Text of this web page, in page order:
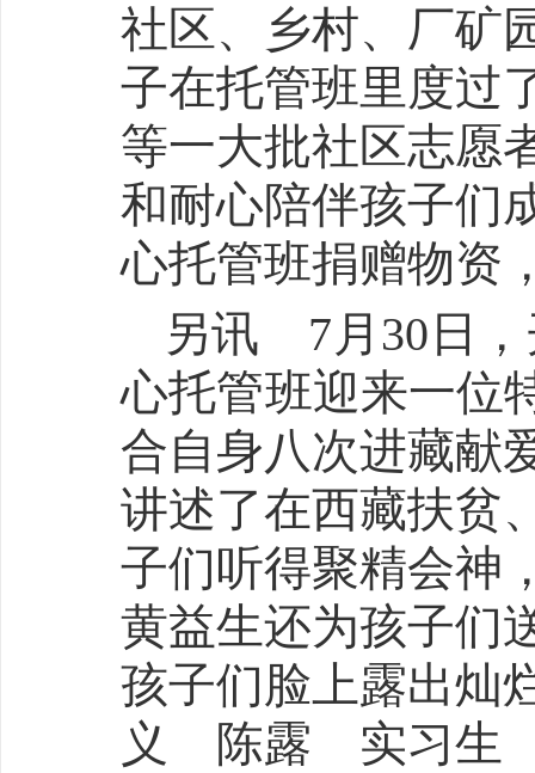
社区、乡村、厂矿
子在托管班里度过
等一大批社区志愿
和耐心陪伴孩子们
心托管班捐赠物资
另讯 7月30日，
心托管班迎来一位
合自身八次进藏献
讲述了在西藏扶贫
子们听得聚精会神
黄益生还为孩子们
孩子们脸上露出灿
义 陈露 实习生